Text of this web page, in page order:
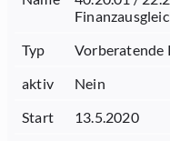
Typ
Vorberatende
aktiv
Nein
Start
13.5.2020